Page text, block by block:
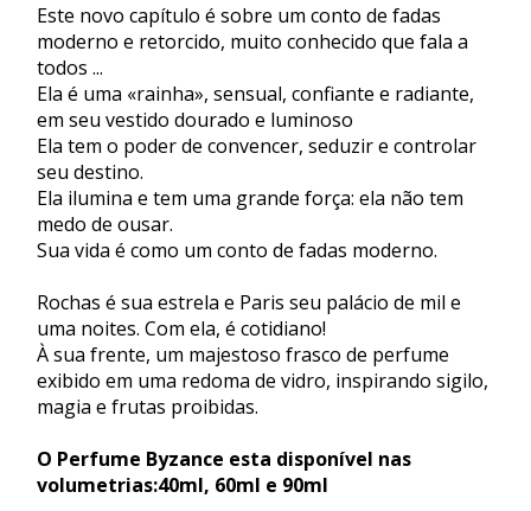
Este novo capítulo é sobre um conto de fadas
moderno e retorcido, muito conhecido que fala a
todos ...
Ela é uma «rainha», sensual, confiante e radiante,
em seu vestido dourado e luminoso
Ela tem o poder de convencer, seduzir e controlar
seu destino.
Ela ilumina e tem uma grande força: ela não tem
medo de ousar.
Sua vida é como um conto de fadas moderno.
Rochas é sua estrela e Paris seu palácio de mil e
uma noites. Com ela, é cotidiano!
À sua frente, um majestoso frasco de perfume
exibido em uma redoma de vidro, inspirando sigilo,
magia e frutas proibidas.
O Perfume Byzance esta disponível nas
volumetrias:40ml, 60ml e 90ml